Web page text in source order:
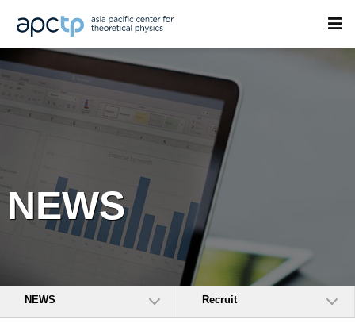
NEWS
NEWS Recruit